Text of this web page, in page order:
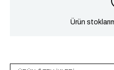
Ürün